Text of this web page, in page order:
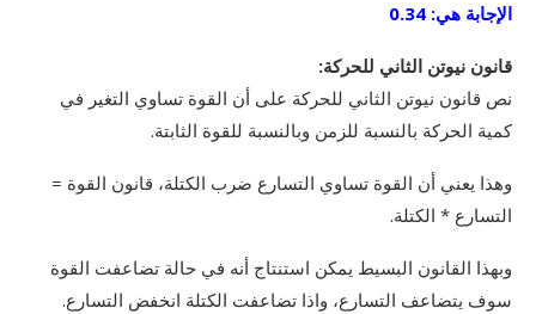
الإجابة هي: 0.34
قانون نيوتن الثاني للحركة:
نص قانون نيوتن الثاني للحركة على أن القوة تساوي التغير في
كمية الحركة بالنسبة للزمن وبالنسبة للقوة الثابتة.
وهذا يعني أن القوة تساوي التسارع ضرب الكتلة، قانون القوة =
التسارع * الكتلة.
وبهذا القانون البسيط يمكن استنتاج أنه في حالة تضاعفت القوة
سوف يتضاعف التسارع، واذا تضاعفت الكتلة انخفض التسارع.